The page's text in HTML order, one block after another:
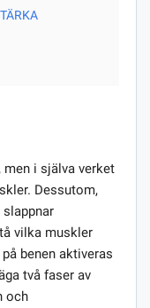
men i själva verket
Dessutom,
vilka muskler
benen aktiveras
två faser av
och